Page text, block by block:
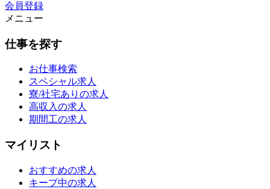
会員登録
メニュー
仕事を探す
お仕事検索
スペシャル求人
寮/社宅ありの求人
高収入の求人
期間工の求人
マイリスト
おすすめの求人
キープ中の求人